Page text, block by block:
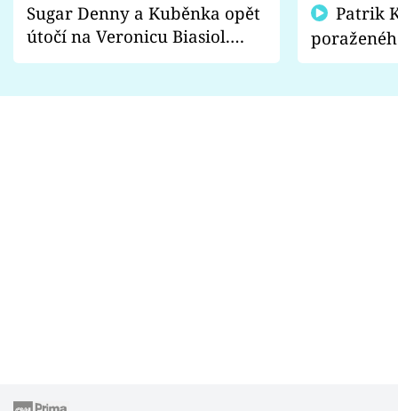
Sugar Denny a Kuběnka opět
útočí na Veronicu Biasiol.
Proč je podle nich falešná a
fanoušci